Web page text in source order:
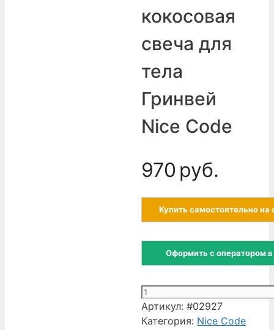
кокосовая
свеча для
тела
Гринвей
Nice Code
970 руб.
Купить самостоятельно на
Оформить с оператором
Количество
товара
Массажная
Артикул:#02927
Категория: Nice Code